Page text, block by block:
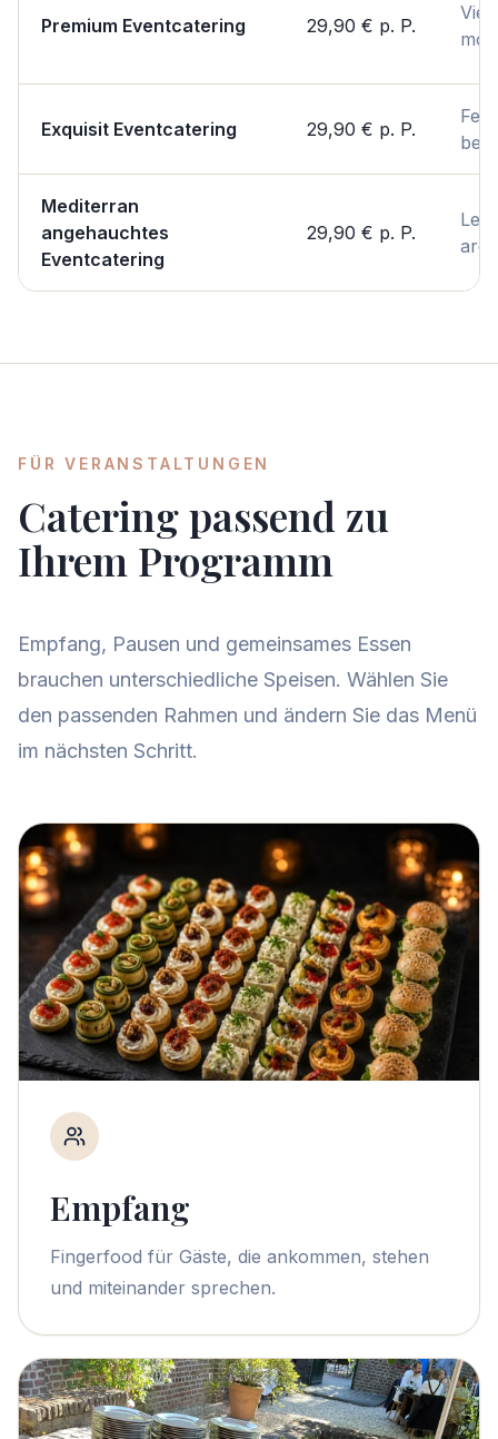
Premium Eventcatering 29,90 € p. P.
Exquisit Eventcatering 29,90 € p. P.
Mediterran
angehauchtes
Eventcatering
29,90 € p. P.
FÜR VERANSTALTUNGEN
Catering passend zu
Ihrem Programm
Empfang, Pausen und gemeinsames Essen
brauchen unterschiedliche Speisen. Wählen Sie
den passenden Rahmen und ändern Sie das Menü
im nächsten Schritt.
Empfang
Fingerfood für Gäste, die ankommen, stehen
und miteinander sprechen.